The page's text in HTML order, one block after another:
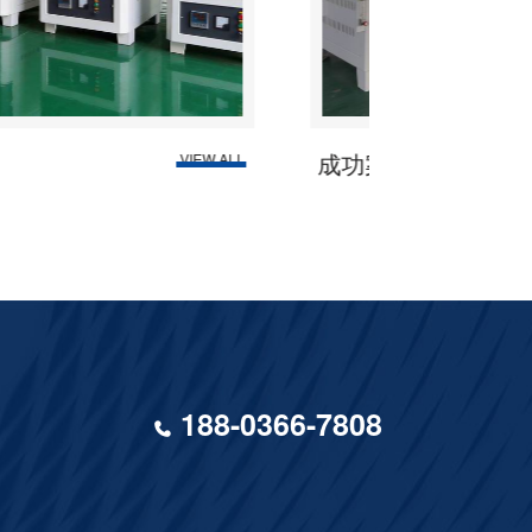
ALL 成功案例
188-0366-7808